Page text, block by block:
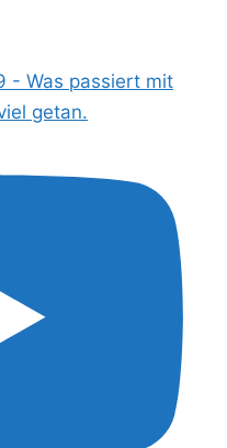
- Was passiert mit
getan.